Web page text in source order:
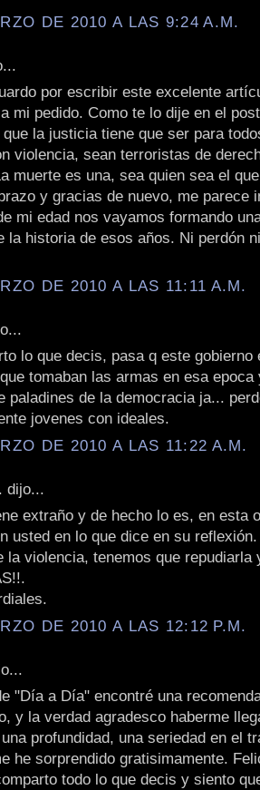
DE 2010 A LAS 9:24 A.M.
por escribir este excelente
mi pedido. Como te lo dije en el
la justicia tiene que ser para
violencia, sean terroristas de
muerte es una, sea quien sea el
y gracias de nuevo, me parece
mi edad nos vayamos formando
la historia de esos años. Ni perdón
DE 2010 A LAS 11:11 A.M.
lo que decis, pasa q este gobierno
tomaban las armas en esa epoca
paladines de la democracia ja...
jovenes con ideales.
DE 2010 A LAS 11:22 A.M.
dijo...
extraño y de hecho lo es, en esta
usted en lo que dice en su
la violencia, tenemos que repudiarla
DE 2010 A LAS 12:12 P.M.
"Día a Día" encontré una
y la verdad agradesco haberme
profundidad, una seriedad en el
he sorprendido gratisimamente.
todo lo que decis y siento